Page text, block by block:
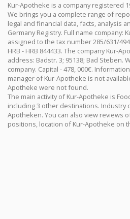
Kur-Apotheke is a company registered
We brings you a complete range of
legal and financial data, facts, analysis
Germany Registry. Full name company:
assigned to the tax number 285/631/
HRB - HRB 844433. The company Kur-
address: Badstr. 3; 95138; Bad Steben.
company. Capital - 478, 000€.
manager of Kur-Apotheke is not
Apotheke were not found.
The main activity of Kur-Apotheke is
including 3 other destinations. Industry
Apotheken. You can also view reviews
positions, location of Kur-Apotheke on